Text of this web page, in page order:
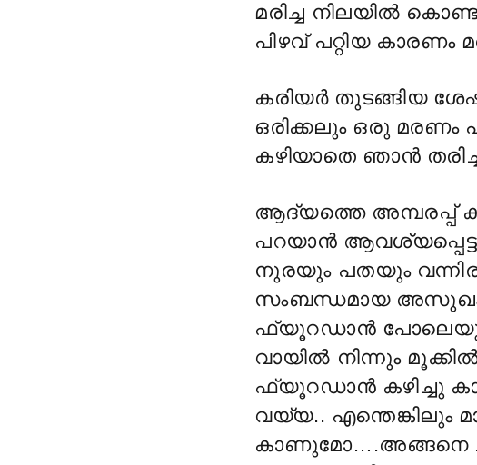
മരിച്ച നിലയിൽ
പിഴവ് പറ്റിയ
കരിയർ തുടങ്ങിയ
ഒരിക്കലും ഒരു മരണം
കഴിയാതെ ഞാൻ
ആദ്യത്തെ അമ്പരപ്പ്
പറയാൻ
നുരയും പതയും
സംബന്ധമായ അസുഖം
ഫ്യൂറഡാൻ
വായിൽ നിന്നും
ഫ്യൂറഡാൻ കഴിച്ചു
വയ്യ.. എന്തെങ്കിലും
കാണുമോ….അങ്ങനെ